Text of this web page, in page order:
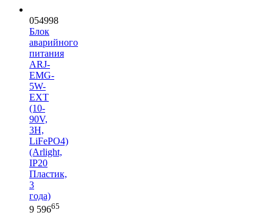
054998
Блок
аварийного
питания
ARJ-
EMG-
5W-
EXT
(10-
90V,
3H,
LiFePO4)
(Arlight,
IP20
Пластик,
3
года)
9 59665